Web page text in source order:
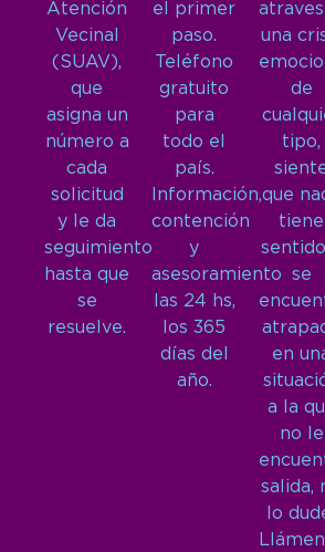
Atención
Vecinal
(SUAV),
que
asigna un
número a
cada
solicitud
y le da
seguimiento
hasta que
se
resuelve.
el primer
paso.
Teléfono
gratuito
para
todo el
país.
Información,
contención
y
asesoramiento
las 24 hs,
los 365
días del
año.
una
de
tipo,
que
tiene
se
en
a la
no le
salida,
lo